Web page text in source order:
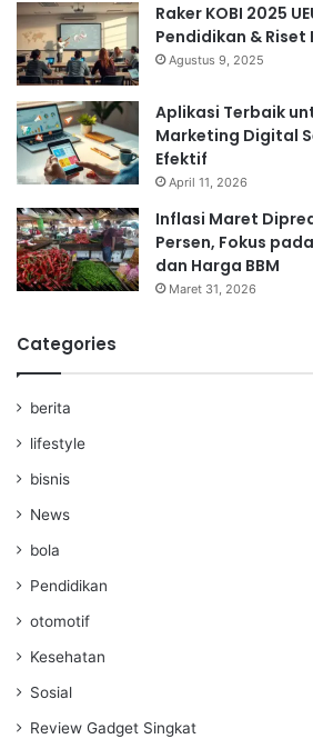
Raker KOBI 2025
Pendidikan & Riset
Agustus 9, 2025
Aplikasi Terbaik
Marketing Digital
Efektif
April 11, 2026
Inflasi Maret
Persen, Fokus
dan Harga BBM
Maret 31, 2026
Categories
berita
lifestyle
bisnis
News
bola
Pendidikan
otomotif
Kesehatan
Sosial
Review Gadget Singkat